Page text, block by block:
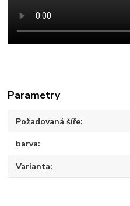
Parametry
Požadovaná šíře
barva
Varianta